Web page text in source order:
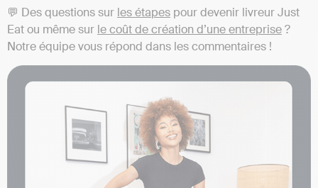
💬 Des questions sur les étapes pour devenir livreur Just
Eat ou même sur le coût de création d’une entreprise?
Notre équipe vous répond dans les commentaires !